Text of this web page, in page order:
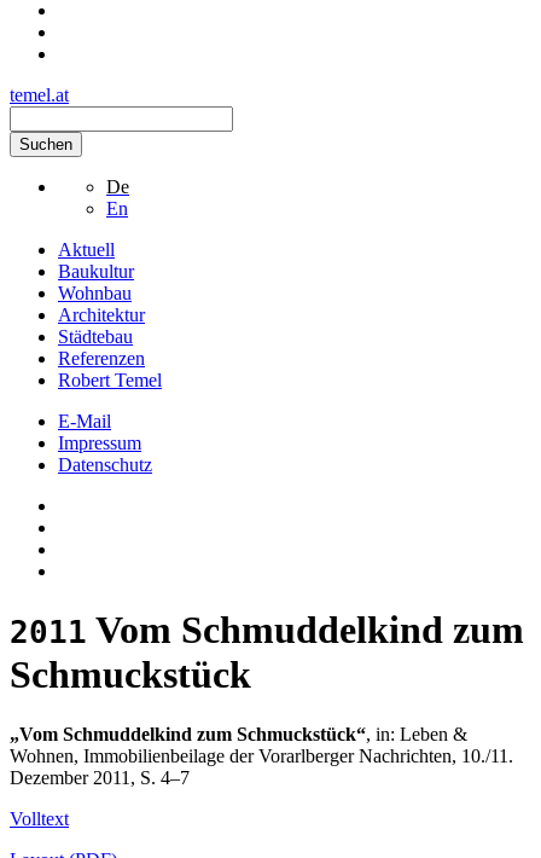
temel.at
Suchen
De
En
Aktuell
Baukultur
Wohnbau
Architektur
Städtebau
Referenzen
Robert Temel
E-Mail
Impressum
Datenschutz
2011 Vom Schmuddelkind zum
Schmuckstück
„Vom Schmuddelkind zum Schmuckstück“, in: Leben &
Wohnen, Immobilienbeilage der Vorarlberger Nachrichten, 10./11.
Dezember 2011, S. 4–7
Volltext